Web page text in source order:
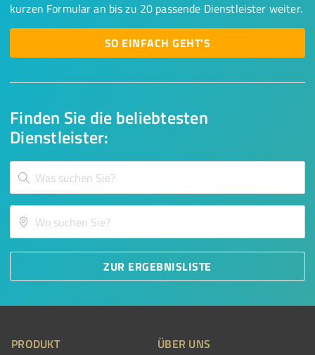
Finden Sie die beliebtesten
Dienstleister:
ZUR ERGEBNISLISTE
kurzen Formular an bis zu 20 passende Dienstleister weiter.
SO EINFACH GEHT'S
PRODUKT ÜBER UNS